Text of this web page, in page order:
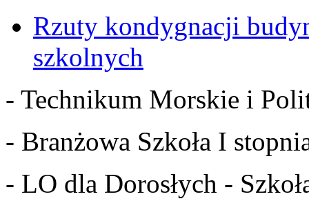
Rzuty kondygnacji
szkolnych
- Technikum Morskie i
- Branżowa Szkoła I
- LO dla Dorosłych -